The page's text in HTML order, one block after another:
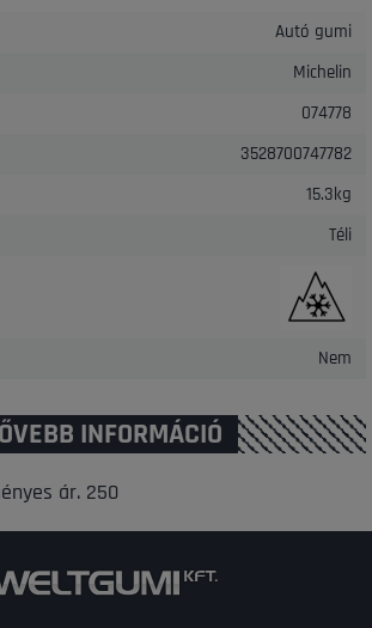
Autó gumi
Michelin
074778
3528700747782
15.3kg
Téli
Nem
INFORMÁCIÓ
ár. 250